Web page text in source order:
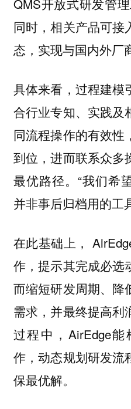
QMS开放式研发管理
同时，相关产品可接
态，实现与国内外厂
具体来看，过程建模
合行业专知、实践及
同流程操作的有效性
到位，进而联系众多
最优路径。“我们希
并非事后归档用的工
在此基础上，
作，提示其完成必选
而缩短研发周期、降
需求，并最终提高利
过程中，AirEdge
作，动态规划研发流
保最优解。